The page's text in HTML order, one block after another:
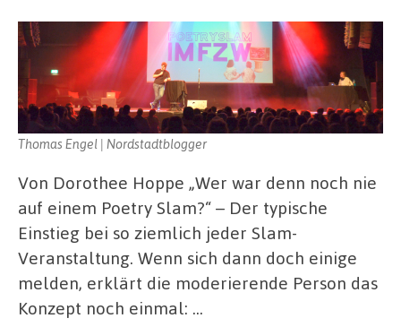
Thomas Engel | Nordstadtblogger
Von Dorothee Hoppe „Wer war denn noch nie
auf einem Poetry Slam?“ – Der typische
Einstieg bei so ziemlich jeder Slam-
Veranstaltung. Wenn sich dann doch einige
melden, erklärt die moderierende Person das
Konzept noch einmal: …